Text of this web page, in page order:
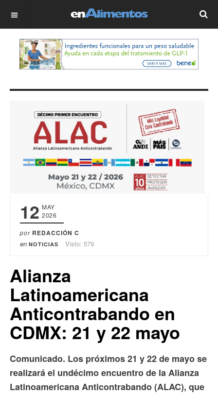
OFF CANVAS
12 MAY
2026
por REDACCIÓN C
en NOTICIAS Visto: 579
Alianza
Latinoamericana
Anticontrabando en
CDMX: 21 y 22 mayo
Comunicado. Los próximos 21 y 22 de mayo se
realizará el undécimo encuentro de la Alianza
Latinoamericana Anticontrabando (ALAC), que